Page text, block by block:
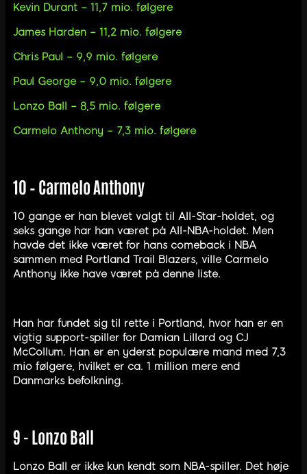
Kevin Durant – 11,7 mio. følgere
James Harden – 11,2 mio. følgere
Chris Paul – 9,9 mio. følgere
Paul George – 9,0 mio. følgere
Lonzo Ball – 8,5 mio. følgere
Carmelo Anthony – 7,3 mio. følgere
10 – Carmelo Anthony
10 gange er han blevet valgt til All-Star-holdet, og
seks gange har han været på All-NBA-holdet. Men
havde det ikke været for hans comeback i NBA
sammen med Portland Trail Blazers, ville Carmelo
Anthony ikke have været på denne liste.
Han har fundet sig til rette i Portland, hvor han er en
vigtig support-spiller for Damian Lillard og CJ
McCollum. Han er en yderst populære mand med 7,3
mio følgere, hvilket er ca. 1 million mere end
Danmarks befolkning.
9 - Lonzo Ball
Lonzo Ball er ikke kun kendt som NBA-spiller. Det høje